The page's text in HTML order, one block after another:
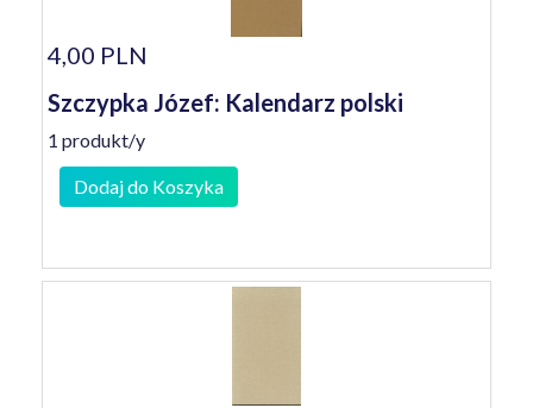
4,00 PLN
Szczypka Józef: Kalendarz polski
1 produkt/y
Dodaj do Koszyka